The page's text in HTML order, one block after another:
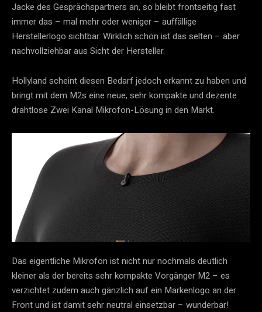
Jacke des Gesprächspartners an, so bleibt frontseitig fast
immer das – mal mehr oder weniger – auffällige
Herstellerlogo sichtbar. Wirklich schön ist das selten – aber
nachvollziehbar aus Sicht der Hersteller.
Hollyland scheint diesen Bedarf jedoch erkannt zu haben und
bringt mit dem M2s eine neue, sehr kompakte und dezente
drahtlose Zwei Kanal Mikrofon-Lösung in den Markt.
Das eigentliche Mikrofon ist nicht nur nochmals deutlich
kleiner als der bereits sehr kompakte Vorgänger M2 – es
verzichtet zudem auch gänzlich auf ein Markenlogo an der
Front und ist damit sehr neutral einsetzbar – wunderbar!